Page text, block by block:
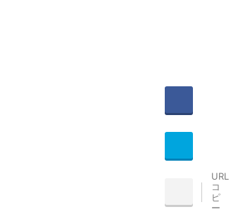
URL
コ
ピ
ー